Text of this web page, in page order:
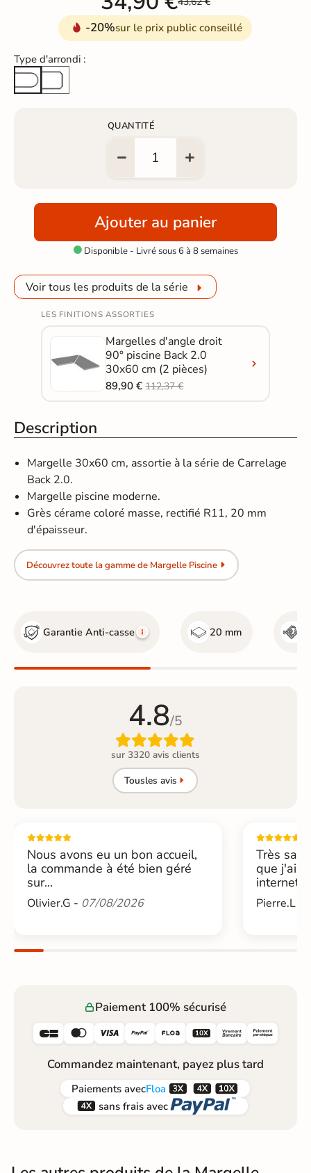
-20%sur le prix public conseillé
Type d'arrondi :
Arrondi totalArête cassée
QUANTITÉ
Ajouter au panier
Disponible - Livré sous 6 à 8 semaines
Voir tous les produits de la série
LES FINITIONS ASSORTIES
Margelles d'angle droit
90° piscine Back 2.0
30x60 cm (2 pièces)
89,90 €112,37 €
Description
Margelle 30x60 cm, assortie à la série de Carrelage
Back 2.0.
Margelle piscine moderne.
Grès cérame coloré masse, rectifié R11, 20 mm
d'épaisseur.
Découvrez toute la gamme de Margelle Piscine
Garantie Anti-casse 20 mm
4.8/5

sur 3320 avis clients
Tousles avis
Nous avons eu un bon accueil,
la commande à été bien géré
sur...
Olivier.G - 07/08/2026
Très
que j'ai
internet....
Pierre.L -
Paiement 100% sécurisé
     
Commandez maintenant, payez plus tard
Paiements avecFloa  
 sans frais avec 